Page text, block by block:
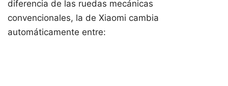
diferencia de las ruedas mecánicas
convencionales, la de Xiaomi cambia
automáticamente entre: